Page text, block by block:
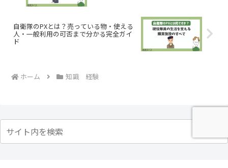
自衛隊のPXとは？売っている物・使える
人・一般利用の可否まで分かる完全ガイ
ド
ホーム 知識 経験